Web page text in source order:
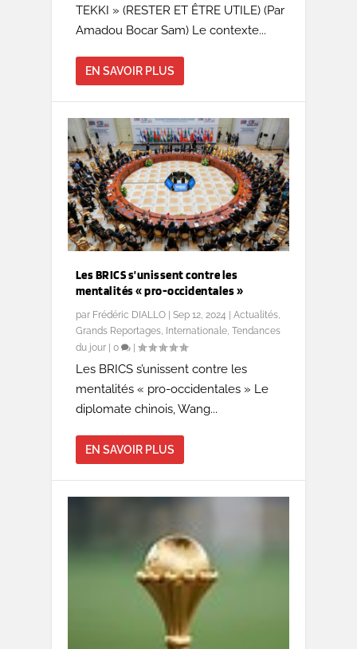
TEKKI » (RESTER ET ÊTRE UTILE) (Par
Amadou Bocar Sam) Le contexte...
EN SAVOIR PLUS
Les BRICS s’unissent contre les
mentalités « pro-occidentales »
par Frédéric DIALLO| Sep 12, 2024 Actualités,
Grands Reportages, Internationale, Tendances
du jour| 0 |
Les BRICS s’unissent contre les
mentalités « pro-occidentales » Le
diplomate chinois, Wang...
EN SAVOIR PLUS